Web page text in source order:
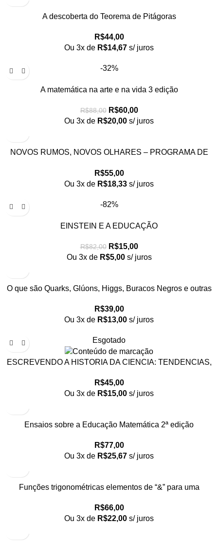
A descoberta do Teorema de Pitágoras
R$44,00
Ou 3x de R$14,67 s/ juros
-32%
A matemática na arte e na vida 3 edição
R$88,00 R$60,00
Ou 3x de R$20,00 s/ juros
NOVOS RUMOS, NOVOS OLHARES – PROGRAMA DE
R$55,00
Ou 3x de R$18,33 s/ juros
-82%
EINSTEIN E A EDUCAÇÃO
R$82,00 R$15,00
Ou 3x de R$5,00 s/ juros
O que são Quarks, Glúons, Higgs, Buracos Negros e outras
R$39,00
Ou 3x de R$13,00 s/ juros
Esgotado
ESCREVENDO A HISTORIA DA CIENCIA: TENDENCIAS,
R$45,00
Ou 3x de R$15,00 s/ juros
Ensaios sobre a Educação Matemática 2ª edição
R$77,00
Ou 3x de R$25,67 s/ juros
Funções trigonométricas elementos de “&” para uma
R$66,00
Ou 3x de R$22,00 s/ juros